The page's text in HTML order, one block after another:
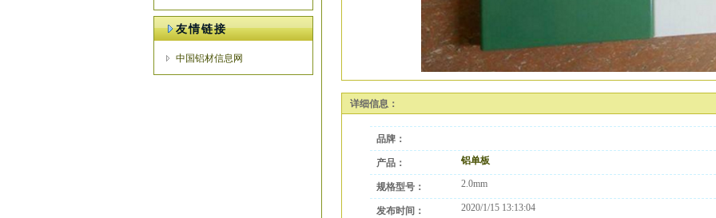
友情链接
中国铝材信息网
详细信息：
品牌：
产品： 铝单板
规格型号： 2.0mm
发布时间： 2020/1/15 13:13:04